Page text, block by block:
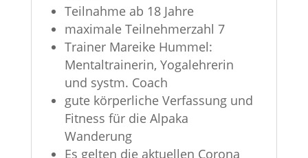
Teilnahme ab 18 Jahre
maximale Teilnehmerzahl 7
Trainer Mareike Hummel:
Mentaltrainerin, Yogalehrerin
und systm. Coach
gute körperliche Verfassung und
Fitness für die Alpaka
Wanderung
Es gelten die aktuellen Corona